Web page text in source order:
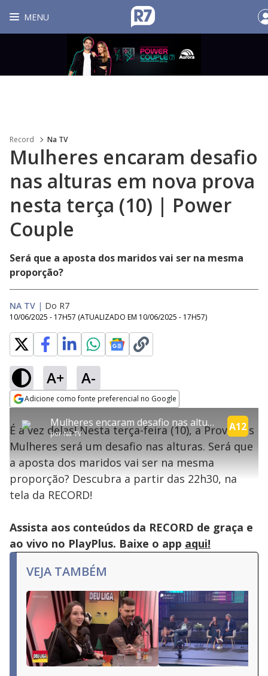
MENU
Record Na TV
Mulheres encaram desafio
nas alturas em nova prova
nesta terça (10) | Power
Couple
Será que a aposta dos maridos vai ser na mesma
proporção?
NA TV | Do R7
10/06/2025 - 17H57 (ATUALIZADO EM 10/06/2025 - 17H57)
A+ A-
Adicione como fonte preferencial no Google
a
window.
modal
be
closed
by
Escape
key
activating
the
button.
explore
Conteúdo bloqueado
Lamentamos, mas o vídeo que está tentando assisitr é de exibição
exclusiva em território brasileiro :-(
Mulheres encaram desafio nas alturas em nova prova nesta terça (10) | Power Couple
porNa TV
A12
É a vez delas! Nesta terça-feira (10), a Prova das
Mulheres será um desafio nas alturas. Será que
a aposta dos maridos vai ser na mesma
proporção? Descubra a partir das 22h30, na
tela da RECORD!
Assista aos conteúdos da RECORD de graça e
ao vivo no PlayPlus. Baixe o app aqui!
VEJA TAMBÉM